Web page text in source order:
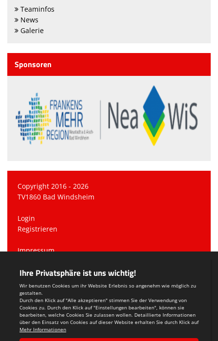
Teaminfos
News
Galerie
Sponsoren
Copyright 2016 - 2026
TV1860 Bad Windsheim
Login
Registrieren
Impressum
Teamsports 2
Dein Sportverein online